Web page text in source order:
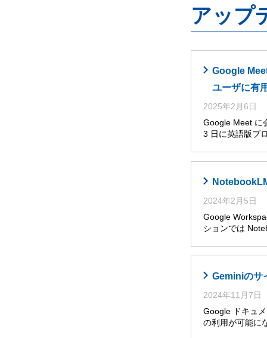
アップ
Google
ユーザに有
2025年2月6日
Google Meet に
3 日に英語版ブ
2024年2月5日
Google
ションでは
Geminiのサ
2024年11月7日
Google ドキュ
の利用が可能に